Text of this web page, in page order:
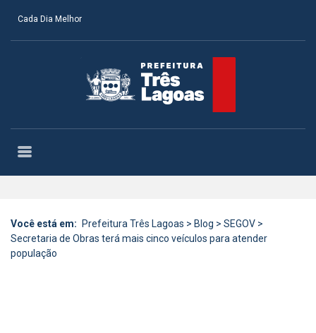
Cada Dia Melhor
Você está em: Prefeitura Três Lagoas > Blog > SEGOV >
Secretaria de Obras terá mais cinco veículos para atender
população